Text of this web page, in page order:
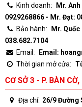
Kinh doanh:
Mr.
0929268866 - Mr. Đạt:
Bảo hành:
Mr.
038.682.7104
Email:
Email:
Thời gian mở cửa:
CƠ SỞ 3 - P. BÀN CỜ,
Địa chỉ: 26/9 Đường